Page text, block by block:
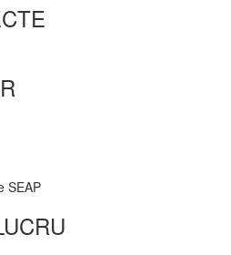
SEAP